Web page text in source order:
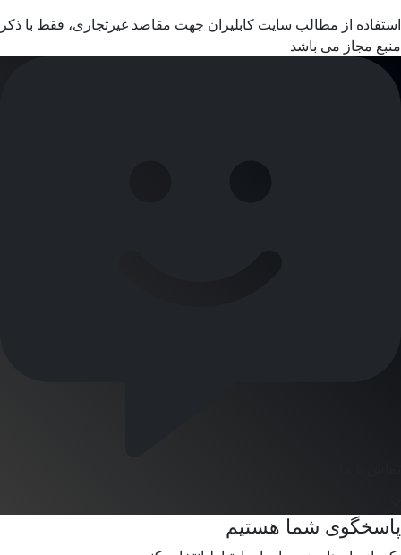
استفاده از مطالب سایت کابلیران جهت مقاصد غیرتجاری، فقط با ذکر
منبع مجاز می باشد
پاسخگوی شما هستیم